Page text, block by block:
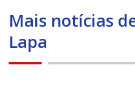
Mais notícias
Lapa